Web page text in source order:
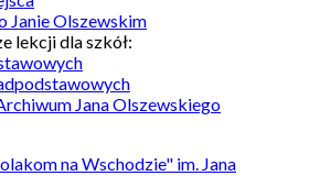
Janie Olszewskim
lekcji dla szkół:
Jana Olszewskiego